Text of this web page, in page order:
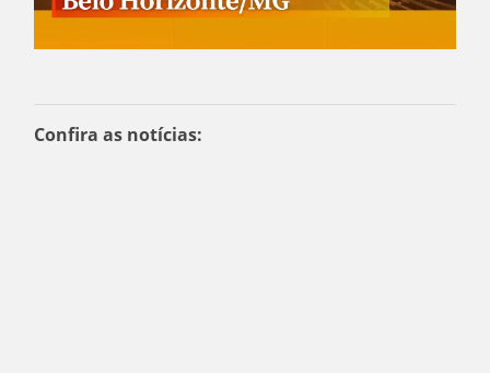
Confira as notícias: